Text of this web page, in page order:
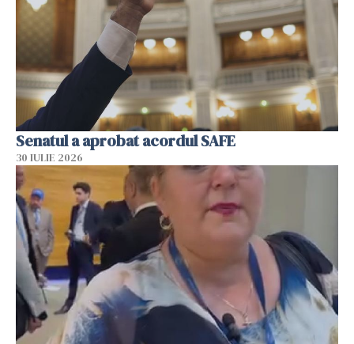
Senatul a aprobat acordul SAFE
30 IULIE 2026